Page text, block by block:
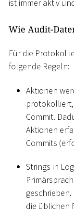
ist immer aktiv
Wie Audit-
Für die
folgende Regeln:
Aktionen
Commit.
Aktionen
Commits
Strings in
die üblichen